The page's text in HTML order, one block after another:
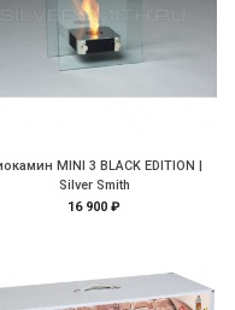
MINI 3 BLACK EDITION |
Silver Smith
16 900 ₽